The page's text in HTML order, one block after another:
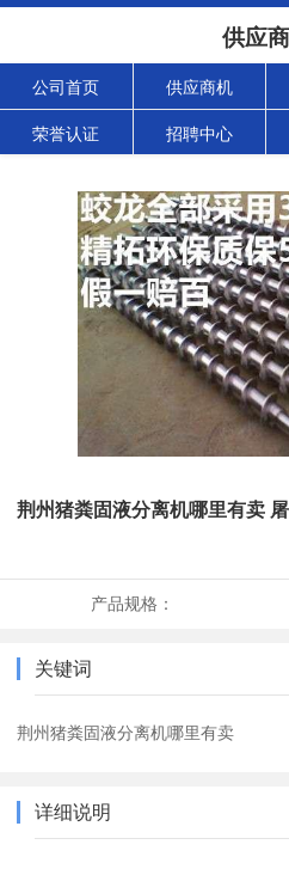
供应
公司首页 供应商机
荣誉认证 招聘中心
荆州猪粪固液分离机哪里有卖
产品规格：
关键词
荆州猪粪固液分离机哪里有卖
详细说明